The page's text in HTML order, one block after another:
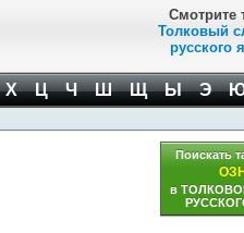
Смотрите
Толковый
русского
Х Ц Ч Ш Щ Ы Э
Поискать
в